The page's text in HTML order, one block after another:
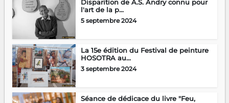
Disparition de A.S. Andry connu pour
l'art de la p...
5 septembre 2024
La 15e édition du Festival de peinture
HOSOTRA au...
3 septembre 2024
Séance de dédicace du livre "Feu,